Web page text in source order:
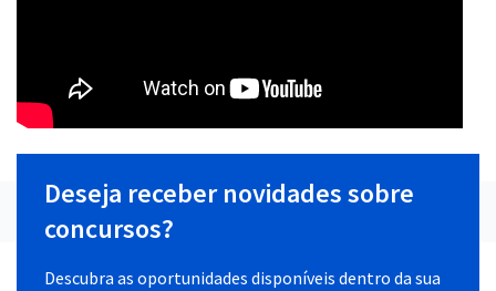
Deseja receber novidades sobre
concursos?
Descubra as oportunidades disponíveis dentro da sua